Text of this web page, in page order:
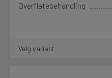
Overflatebehandling
Velg variant